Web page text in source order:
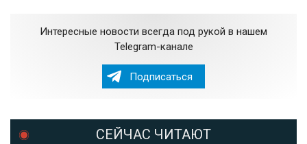
Интересные новости всегда под рукой в нашем
Telegram-канале
Подписаться
СЕЙЧАС ЧИТАЮТ